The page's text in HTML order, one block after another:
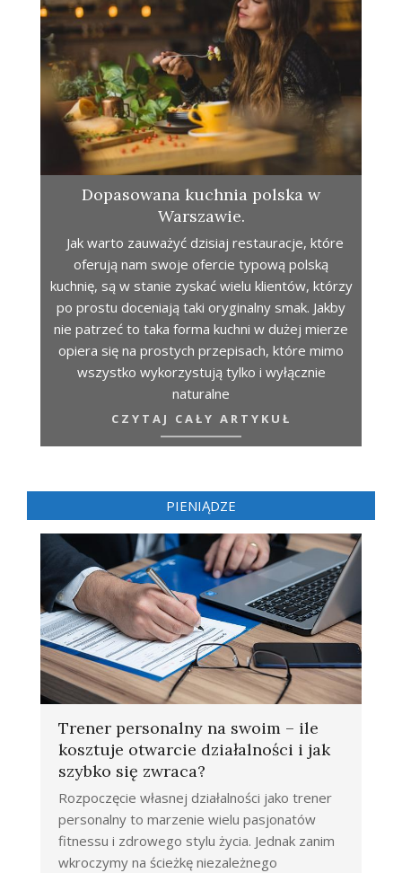
Dopasowana kuchnia polska w
Warszawie.
Jak warto zauważyć dzisiaj restauracje, które
oferują nam swoje ofercie typową polską
kuchnię, są w stanie zyskać wielu klientów, którzy
po prostu doceniają taki oryginalny smak. Jakby
nie patrzeć to taka forma kuchni w dużej mierze
opiera się na prostych przepisach, które mimo
wszystko wykorzystują tylko i wyłącznie
naturalne
CZYTAJ CAŁY ARTYKUŁ
PIENIĄDZE
Trener personalny na swoim – ile
kosztuje otwarcie działalności i jak
szybko się zwraca?
Rozpoczęcie własnej działalności jako trener
personalny to marzenie wielu pasjonatów
fitnessu i zdrowego stylu życia. Jednak zanim
wkroczymy na ścieżkę niezależnego